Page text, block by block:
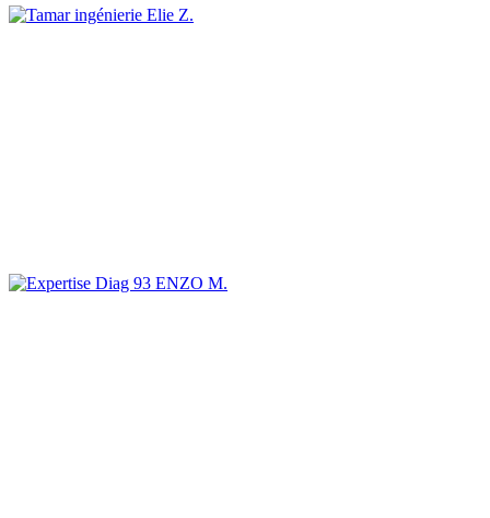
Elie Z.
ENZO M.